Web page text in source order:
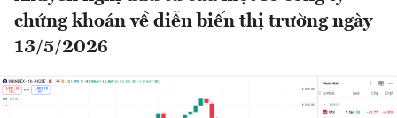
chứng khoán về diễn biến thị trường ngày
13/5/2026